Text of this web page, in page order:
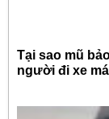
Tại sao mũ
người đi xe